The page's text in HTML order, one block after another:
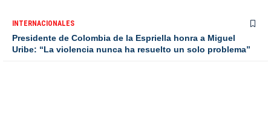
INTERNACIONALES
Presidente de Colombia de la Espriella honra a Miguel
Uribe: “La violencia nunca ha resuelto un solo problema”